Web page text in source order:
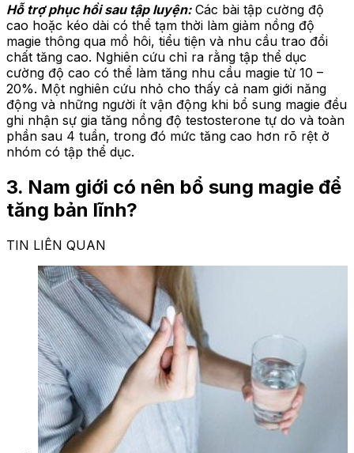
Hỗ trợ phục hồi sau tập luyện:Các bài tập cường độ
cao hoặc kéo dài có thể tạm thời làm giảm nồng độ
magie thông qua mồ hôi, tiểu tiện và nhu cầu trao đổi
chất tăng cao. Nghiên cứu chỉ ra rằng tập thể dục
cường độ cao có thể làm tăng nhu cầu magie từ 10 –
20%. Một nghiên cứu nhỏ cho thấy cả nam giới năng
động và những người ít vận động khi bổ sung magie đều
ghi nhận sự gia tăng nồng độ testosterone tự do và toàn
phần sau 4 tuần, trong đó mức tăng cao hơn rõ rệt ở
nhóm có tập thể dục.
3. Nam giới có nên bổ sung magie để
tăng bản lĩnh?
TIN LIÊN QUAN